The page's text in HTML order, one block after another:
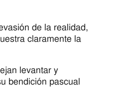
de la realidad,
claramente la
levantar y
bendición pascual